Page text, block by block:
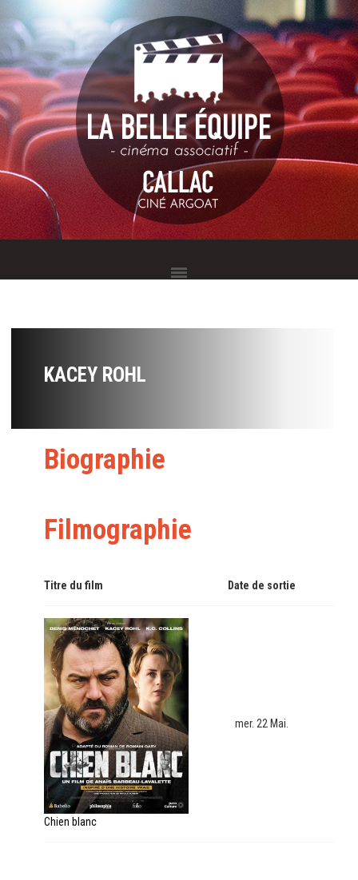
KACEY ROHL
Biographie
Filmographie
Titre du film Date de sortie
Chien blanc
mer. 22 Mai.